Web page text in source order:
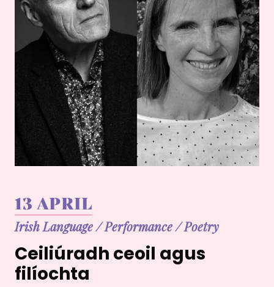
13 APRIL
Irish Language/Performance/Poetry
Ceiliúradh ceoil agus
filíochta